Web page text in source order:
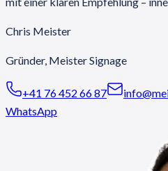
Chris Meister
Gründer, Meister Signage
+41 76 452 66 87
WhatsApp